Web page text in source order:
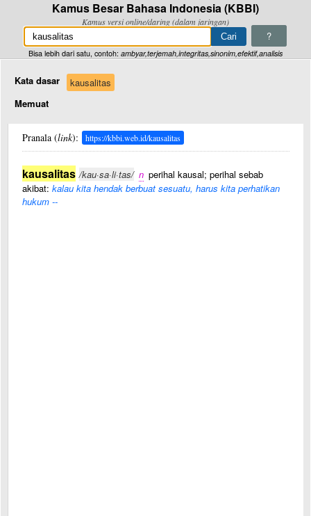
Kamus Besar Bahasa Indonesia (KBBI)
Kamus versi online/daring (dalam jaringan)
?
Bisa lebih dari satu, contoh: ambyar,terjemah,integritas,sinonim,efektif,analisis
Kata dasar
kausalitas
Memuat
Pranala (link): https://kbbi.web.id/kausalitas
kausalitas /kau·sa·li·tas/ n perihal kausal; perihal sebab
akibat: kalau kita hendak berbuat sesuatu, harus kita perhatikan
hukum --